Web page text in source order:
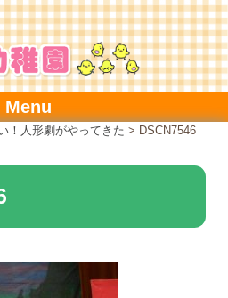
Menu
！人形劇がやってきた > DSCN7546